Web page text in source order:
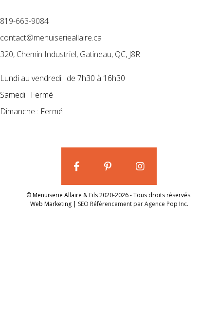
819-663-9084
contact@menuiserieallaire.ca
320, Chemin Industriel, Gatineau, QC, J8R
Lundi au vendredi : de 7h30 à 16h30
Samedi : Fermé
Dimanche : Fermé
© Menuiserie Allaire & Fils 2020-2026 - Tous droits réservés.
Web Marketing | SEO Référencement par Agence Pop Inc.